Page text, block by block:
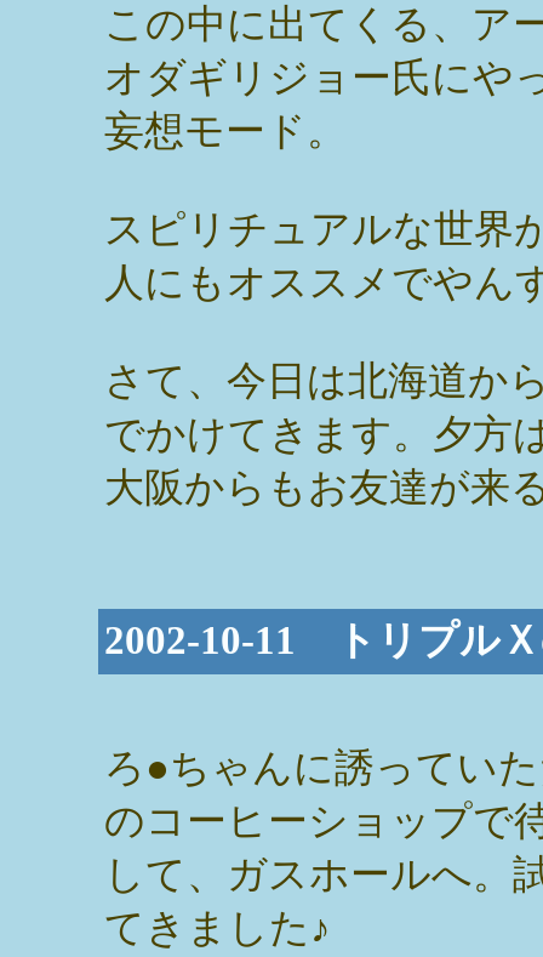
この中に出てくる、ア
オダギリジョー氏にや
妄想モード。
スピリチュアルな世界
人にもオススメでやん
さて、今日は北海道か
でかけてきます。夕方
大阪からもお友達が来
2002-10-11 トリプル
ろ●ちゃんに誘ってい
のコーヒーショップで
して、ガスホールへ。
てきました♪